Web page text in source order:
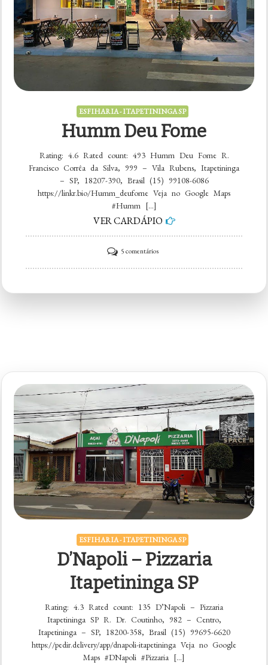
ESFIHARIA - ITAPETININGA SP
Humm Deu Fome
Rating: 4.6 Rated count: 493 Humm Deu Fome R.
Francisco Corrêa da Silva, 999 – Vila Rubens, Itapetininga
– SP, 18207-390, Brasil (15) 99108-6086
https://linkr.bio/Humm_deufome Veja no Google Maps
#Humm […]
VER CARDÁPIO
5 comentáriosem
Humm
ESFIHARIA - ITAPETININGA SP
D’Napoli – Pizzaria
Itapetininga SP
Rating: 4.3 Rated count: 135 D’Napoli – Pizzaria
Itapetininga SP R. Dr. Coutinho, 982 – Centro,
Itapetininga – SP, 18200-358, Brasil (15) 99695-6620
https://pedir.delivery/app/dnapoli-itapetininga Veja no Google
Maps #DNapoli #Pizzaria […]